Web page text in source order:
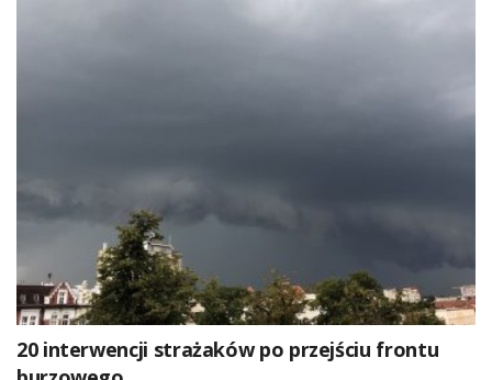
20 interwencji strażaków po przejściu frontu